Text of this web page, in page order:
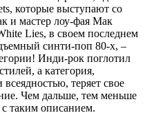
которые выступают со
и мастер лоу-фая Мак
Lies, в своем последнем
синти-поп 80-х, –
Инди-рок поглотил
а категория,
теряет свое
Чем дальше, тем меньше
таким описанием.